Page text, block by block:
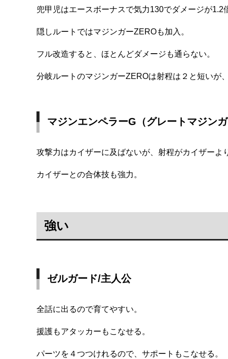
兜甲児はエースボーナスで気力130でダメージが1.2
隠しルートではマジンガーZEROも加入。
フル改造すると、ほとんどダメージも通らない。
分岐ルートのマジンガーZEROは射程は２と短いが
マジンエンペラーG（グレートマジン
攻撃力はカイザーに及ばないが、射程がカイザーよ
カイザーとの合体技も強力。
強い
ゼルガード/主人公
全話に出るので育てやすい。
援護もアタッカーもこなせる。
パーツを４つつけれるので、サポートもこなせる。